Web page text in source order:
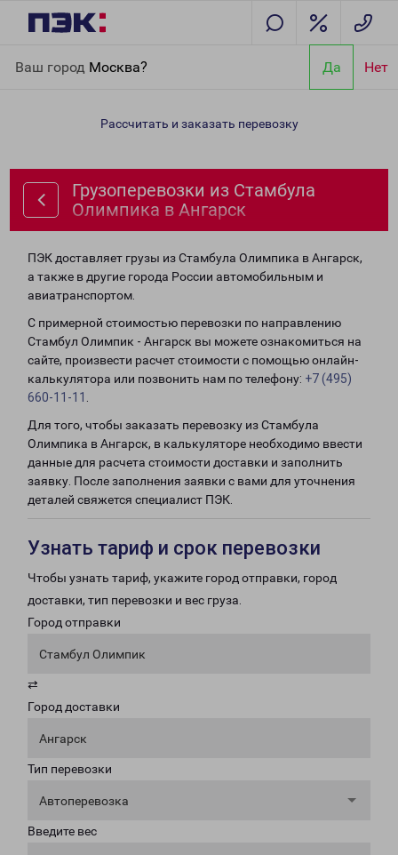
Ваш город Москва? Да Нет
Олимпика в Ангарск
Рассчитать и заказать перевозку
Грузоперевозки из Стамбула
Олимпика в Ангарск
ПЭК доставляет грузы из Стамбула Олимпика в Ангарск,
а также в другие города России автомобильным и
авиатранспортом.
С примерной стоимостью перевозки по направлению
Стамбул Олимпик - Ангарск вы можете ознакомиться на
сайте, произвести расчет стоимости с помощью онлайн-
калькулятора или позвонить нам по телефону: +7 (495)
660-11-11
Для того, чтобы заказать перевозку из Стамбула
Олимпика в Ангарск, в калькуляторе необходимо ввести
данные для расчета стоимости доставки и заполнить
заявку. После заполнения заявки с вами для уточнения
деталей свяжется специалист ПЭК.
Узнать тариф и срок перевозки
Чтобы узнать тариф, укажите город отправки, город
доставки, тип перевозки и вес груза.
Город отправки
Стамбул Олимпик
⇄
Город доставки
Ангарск
Тип перевозки
Автоперевозка
Введите вес